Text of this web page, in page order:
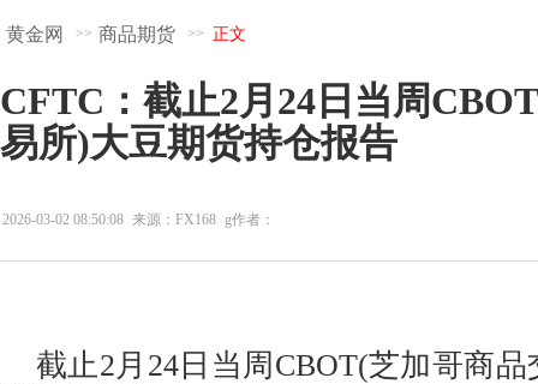
黄金网 >> 商品期货 >> 正文
CFTC：截止2月24日当周
易所)大豆期货持仓报告
2026-03-02 08:50:08 来源：FX168 g作者：
截止2月24日当周CBOT(芝加哥商品